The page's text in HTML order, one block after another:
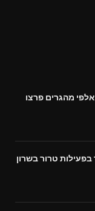
מהגרים פרצו
טרור בשרון